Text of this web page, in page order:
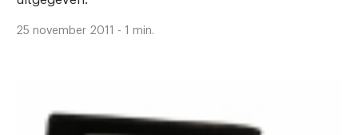
25 november 2011 - 1 min.